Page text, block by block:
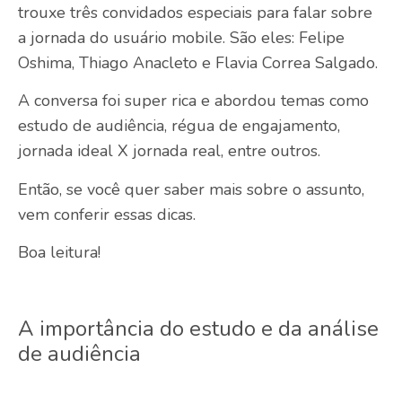
trouxe três convidados especiais para falar sobre
a jornada do usuário mobile. São eles: Felipe
Oshima, Thiago Anacleto e Flavia Correa Salgado.
A conversa foi super rica e abordou temas como
estudo de audiência, régua de engajamento,
jornada ideal X jornada real, entre outros.
Então, se você quer saber mais sobre o assunto,
vem conferir essas dicas.
Boa leitura!
A importância do estudo e da análise
de audiência